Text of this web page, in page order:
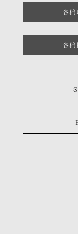
各種
各種